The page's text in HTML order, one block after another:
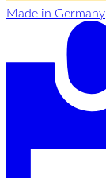
Made in Germany